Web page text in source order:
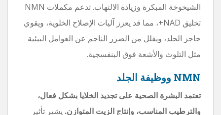
الشيخوخة المبكرة وزيادة الالتهاب. تدعم مكملات NMN
تخليق NAD+، مما قد يعزز آليات الإصلاح الخلوية، ويقوي
حاجز الجلد، ويقلل من الضرر الناجم عن العوامل البيئية
مثل التلوث والأشعة فوق البنفسجية.
NMN ووظيفة الجلد
تعتمد البشرة الصحية على تجديد الخلايا بشكل فعال،
والترطيب المناسب، وإنتاج الزيت المتوازن. يشير تأثير